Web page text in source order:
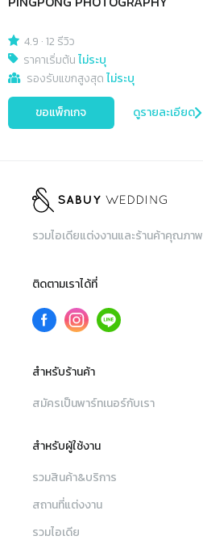
4.9 ·12 รีวิว
ราคาเริ่มต้นไม่ระบุ
รองรับแขกสูงสุดไม่ระบุ
ขอแพ็กเกจ ดูรายละเอียด
รวมไอเดียแต่งงานและร้านค้าคุณภาพ
ติดตามเราได้ที่
สำหรับร้านค้า
สมัครเป็นพาร์ทเนอร์กับเรา
สำหรับผู้ใช้งาน
รวมสินค้า&บริการ
สถานที่แต่งงาน
รวมไอเดีย